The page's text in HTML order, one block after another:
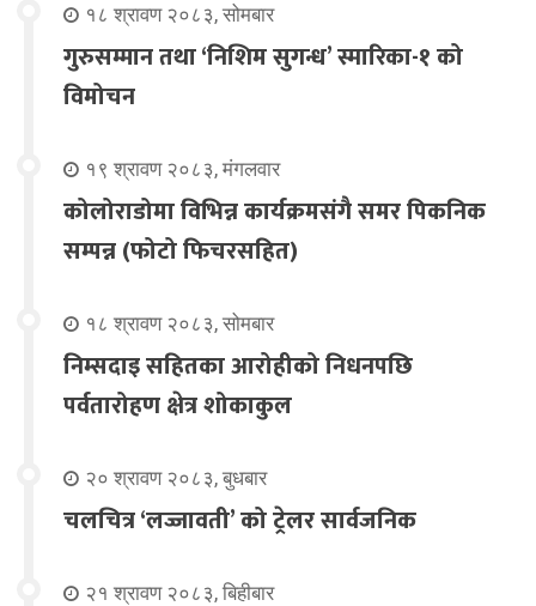
१८ श्रावण २०८३, सोमबार
गुरुसम्मान तथा ‘निशिम सुगन्ध’ स्मारिका-१ को
विमोचन
१९ श्रावण २०८३, मंगलवार
कोलोराडोमा विभिन्न कार्यक्रमसंगै समर पिकनिक
सम्पन्न (फोटो फिचरसहित)
१८ श्रावण २०८३, सोमबार
निम्सदाइ सहितका आरोहीको निधनपछि
पर्वतारोहण क्षेत्र शोकाकुल
२० श्रावण २०८३, बुधबार
चलचित्र ‘लज्जावती’ को ट्रेलर सार्वजनिक
२१ श्रावण २०८३, बिहीबार